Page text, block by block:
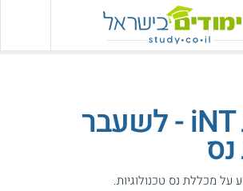
מכללת iNT - לשעבר
על מכללת נס טכנולוגיות.